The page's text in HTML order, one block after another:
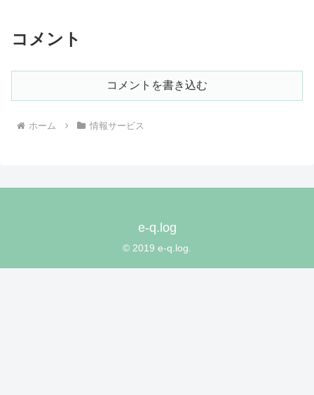
コメント
コメントを書き込む
ホーム 情報サービス
e-q.log
© 2019 e-q.log.